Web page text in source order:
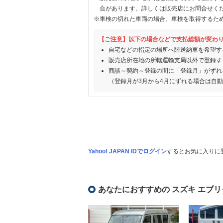
合があります。詳しくは販売店にお問合せく
※車検の切れた車両の場合、車検を取得するた
【ご注意】以下の場合などで支払総額が変わ
自宅などの指定の場所へ陸送納車を希望
販売店所在地の所轄運輸支局以外で登録
商談～契約～登録の間に「登録月」がず
（登録月が3月から4月にずれる場合は自
Yahoo! JAPAN IDでログインするとお気に入りに
あなたにおすすめの スズキ エブ